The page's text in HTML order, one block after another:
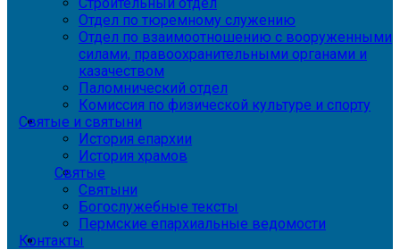
Отдел по тюремному служению
Отдел по взаимоотношению с вооруженными
силами, правоохранительными органами и
казачеством
Паломнический отдел
Комиссия по физической культуре и спорту
Святые и святыни
История епархии
История храмов
Святые
Святыни
Богослужебные тексты
Пермские епархиальные ведомости
Контакты